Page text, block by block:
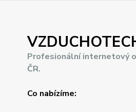
Profesionální internetový
ČR.
Co nabízíme: